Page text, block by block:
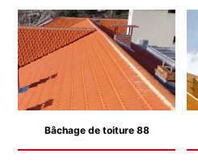
Bâchage de toiture 88